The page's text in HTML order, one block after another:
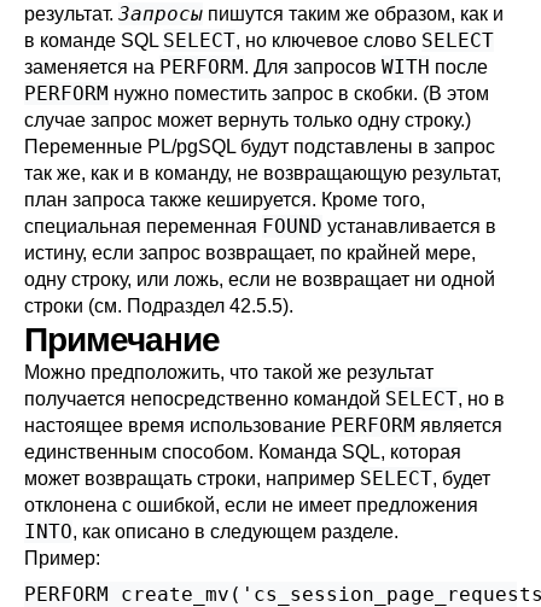
результат. Запросы пишутся таким же образом, как и
в команде SQL SELECT, но ключевое слово SELECT
заменяется на PERFORM. Для запросов WITH после
PERFORM нужно поместить запрос в скобки. (В этом
случае запрос может вернуть только одну строку.)
Переменные PL/pgSQL будут подставлены в запрос
так же, как и в команду, не возвращающую результат,
план запроса также кешируется. Кроме того,
специальная переменная FOUND устанавливается в
истину, если запрос возвращает, по крайней мере,
одну строку, или ложь, если не возвращает ни одной
строки (см. Подраздел 42.5.5).
Примечание
Можно предположить, что такой же результат
получается непосредственно командой SELECT, но в
настоящее время использование PERFORM является
единственным способом. Команда SQL, которая
может возвращать строки, например SELECT, будет
отклонена с ошибкой, если не имеет предложения
INTO, как описано в следующем разделе.
Пример:
PERFORM